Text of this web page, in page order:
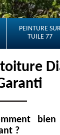
PEINTURE
TUILE 77
?